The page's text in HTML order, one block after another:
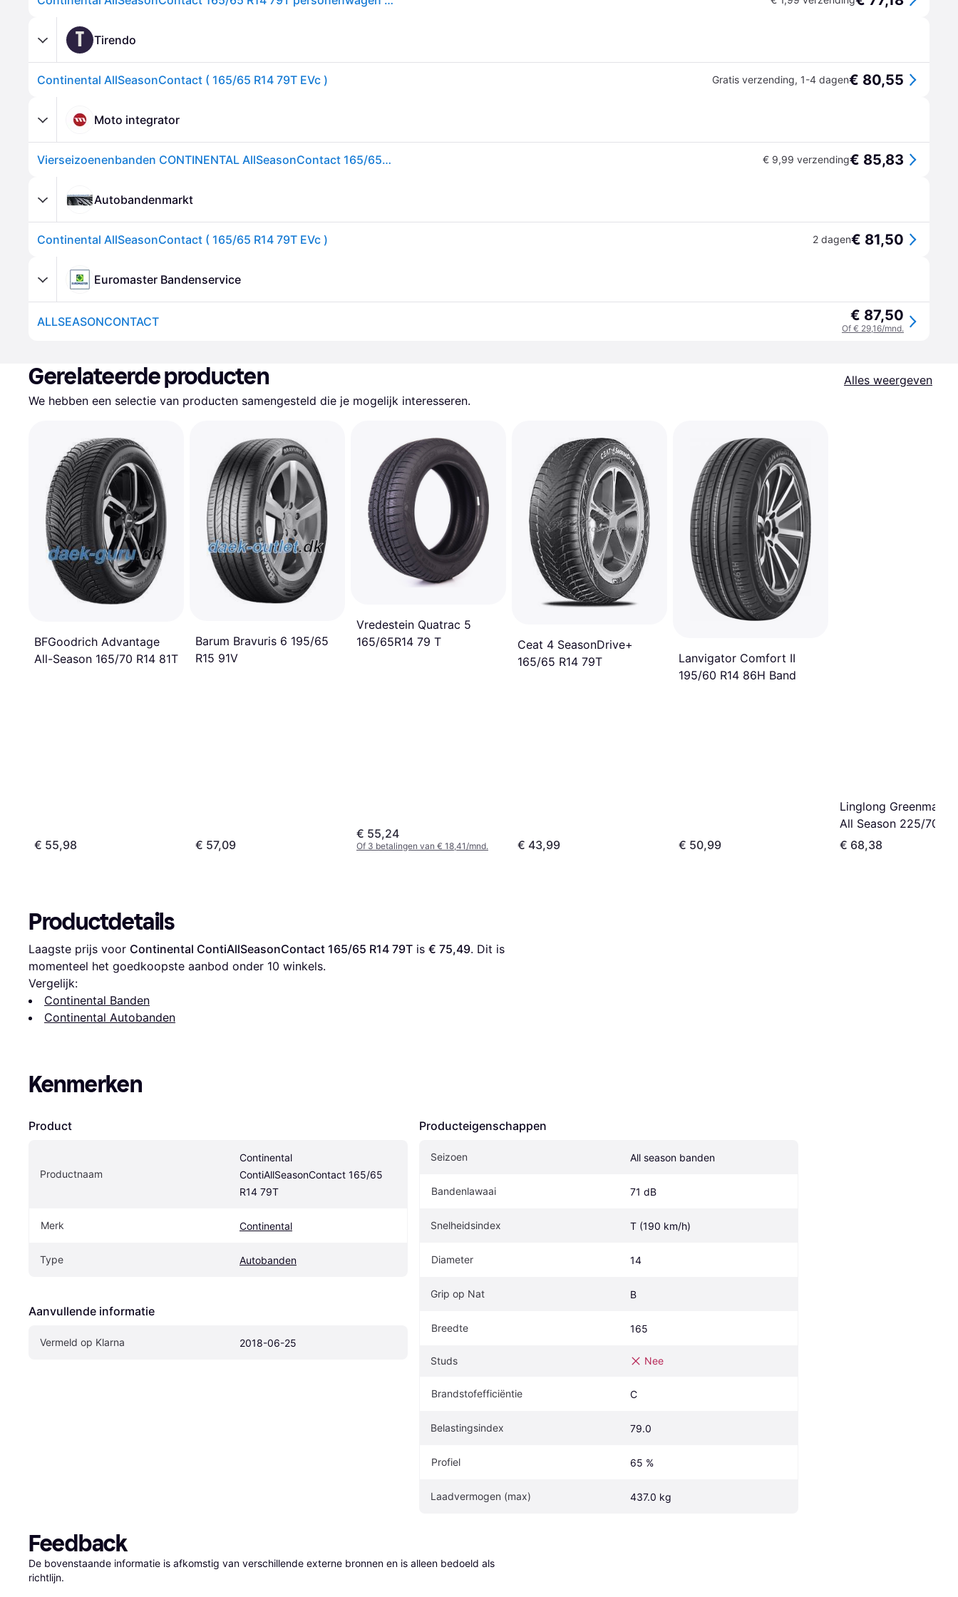
T Tirendo
Continental AllSeasonContact ( 165/65 R14 79T EVc ) Gratis verzending, 1-4 dagen€ 80,55
Moto integrator
Vierseizoenenbanden CONTINENTAL AllSeasonContact 165/65R14 79T € 9,99 verzending€ 85,83
Autobandenmarkt
Continental AllSeasonContact ( 165/65 R14 79T EVc ) 2 dagen€ 81,50
Euromaster Bandenservice
ALLSEASONCONTACT € 87,50
Of € 29,16/mnd.
Gerelateerde producten
Alles weergeven
We hebben een selectie van producten samengesteld die je mogelijk interesseren.
BFGoodrich Advantage
All-Season 165/70 R14 81T
€ 55,98
Barum Bravuris 6 195/65
R15 91V
€ 57,09
Vredestein Quatrac 5
165/65R14 79 T
€ 55,24
Of 3 betalingen van € 18,41/mnd.
Ceat 4 SeasonDrive+
165/65 R14 79T
€ 43,99
Lanvigator Comfort II
195/60 R14 86H Band
€ 50,99
Linglong Greenmax
All Season 225/70R15
€ 68,38
Productdetails
Laagste prijs voor Continental ContiAllSeasonContact 165/65 R14 79T is € 75,49. Dit is
momenteel het goedkoopste aanbod onder 10 winkels.
Vergelijk:
Continental Banden
Continental Autobanden
Kenmerken
Product
Productnaam
Continental
ContiAllSeasonContact 165/65
R14 79T
Merk Continental
Type Autobanden
Aanvullende informatie
Vermeld op Klarna 2018-06-25
Producteigenschappen
Seizoen All season banden
Bandenlawaai 71 dB
Snelheidsindex T (190 km/h)
Diameter 14
Grip op Nat B
Breedte 165
Studs Nee
Brandstofefficiëntie C
Belastingsindex 79.0
Profiel 65 %
Laadvermogen (max) 437.0 kg
Feedback
De bovenstaande informatie is afkomstig van verschillende externe bronnen en is alleen bedoeld als
richtlijn.